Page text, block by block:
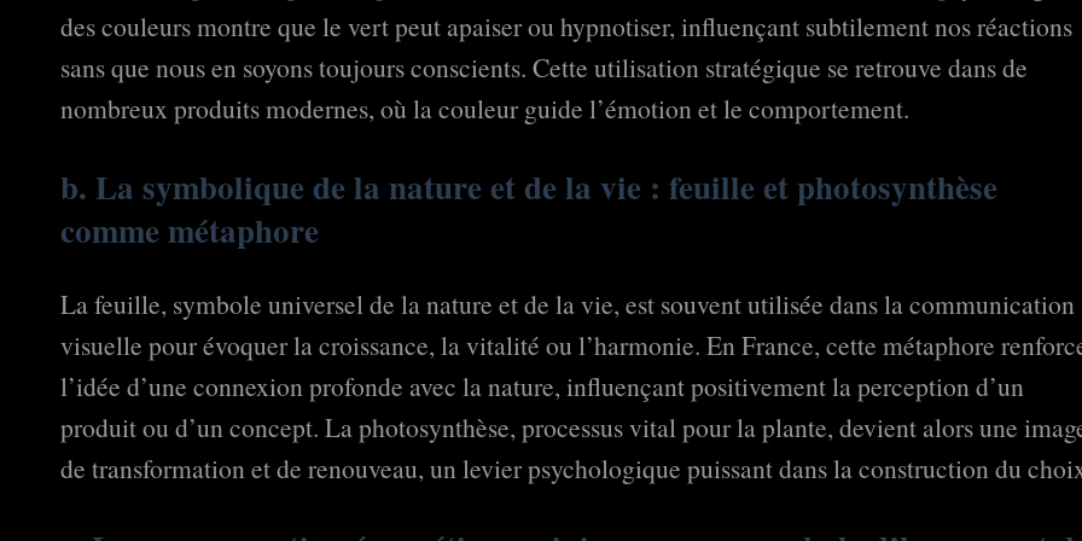
des couleurs montre que le vert peut apaiser ou hypnotiser, influençant subtilement nos réactions
sans que nous en soyons toujours conscients. Cette utilisation stratégique se retrouve dans de
nombreux produits modernes, où la couleur guide l’émotion et le comportement.
b. La symbolique de la nature et de la vie : feuille et photosynthèse
comme métaphore
La feuille, symbole universel de la nature et de la vie, est souvent utilisée dans la communication
visuelle pour évoquer la croissance, la vitalité ou l’harmonie. En France, cette métaphore
l’idée d’une connexion profonde avec la nature, influençant positivement la perception d’un
produit ou d’un concept. La photosynthèse, processus vital pour la plante, devient alors une
de transformation et de renouveau, un levier psychologique puissant dans la construction du